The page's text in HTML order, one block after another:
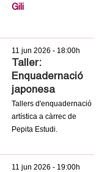
Gili
11 jun 2026 - 18:00h
Taller:
Enquadernació
japonesa
Tallers d'enquadernació
artística a càrrec de
Pepita Estudi.
11 jun 2026 - 19:00h